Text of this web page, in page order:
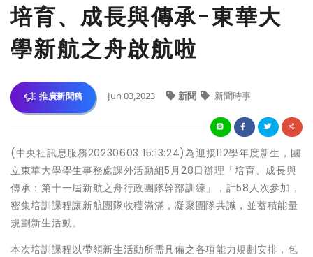
培育、成長與傳承-東華大
學新航之舟啟航啦
推廣新聞稿 Jun 03,2023 新聞 新聞時事
(中央社訊息服務20230603 15:13:24)為迎接112學年度新生，國
立東華大學學生事務處課外活動組5月28日辦理「培育、成長與
傳承：第十一屆新航之舟行政團隊幹部訓練」，計58人次參加，
密集培訓課程讓新航團隊收穫滿滿，凝聚團隊共識，並蓄積能量
規劃新生活動。
本次培訓課程以帶領新生活動所需具備之各項能力規劃安排，包